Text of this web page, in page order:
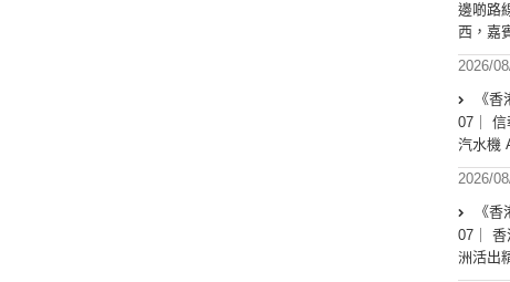
邊啲路
西，嘉
2026/
《
07｜
汽水機
2026/
《
07｜
洲活出